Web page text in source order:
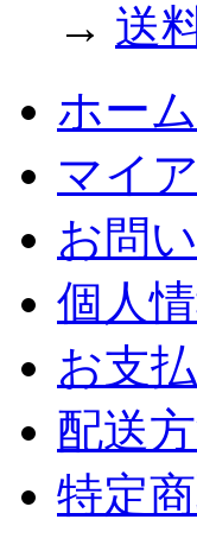
→ 送
ホーム
マイ
お問
個人
お支
配送
特定